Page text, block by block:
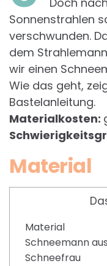
Sonnenstrahlen
verschwunden.
dem
wir einen
Wie das geht,
Bastelanleitung.
Materialkosten:
Material
Material
Schneemann
Schneefrau